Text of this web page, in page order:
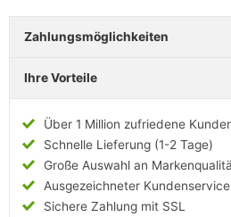
Zahlungsmöglichkeiten
Ihre Vorteile
Über 1 Million zufriedene
Schnelle Lieferung (1-2 Tage)
Große Auswahl an
Ausgezeichneter Kundenservice
Sichere Zahlung mit SSL